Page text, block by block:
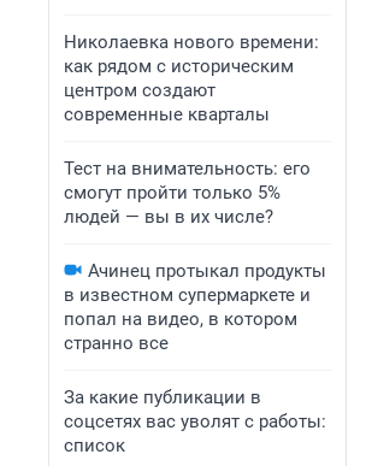
Николаевка нового времени:
как рядом с историческим
центром создают
современные кварталы
Тест на внимательность: его
смогут пройти только 5%
людей — вы в их числе?
Ачинец протыкал продукты
в известном супермаркете и
попал на видео, в котором
странно все
За какие публикации в
соцсетях вас уволят с работы:
список